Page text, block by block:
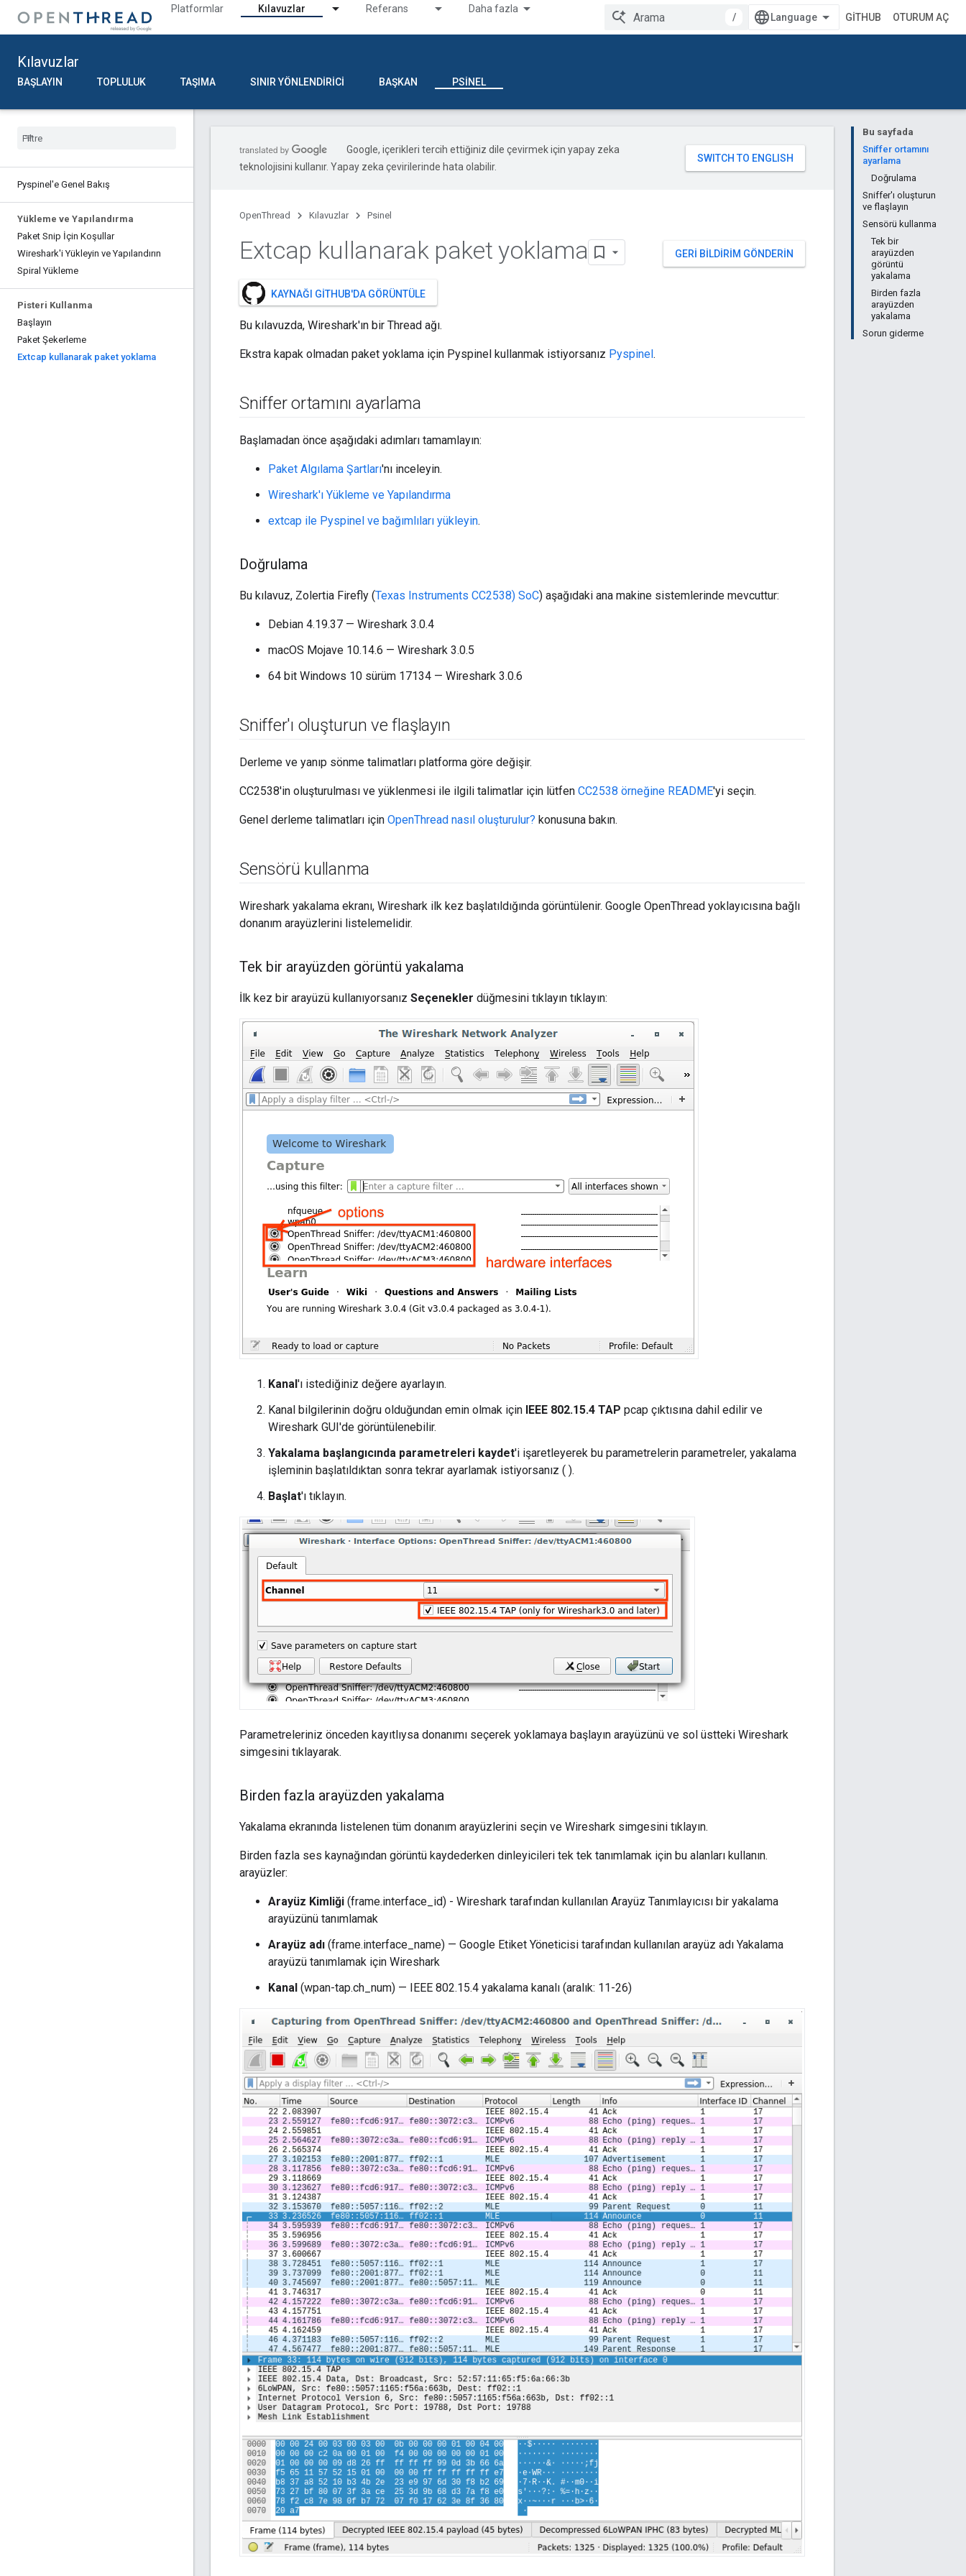
Platformlar Kılavuzlar Referans Daha fazla
/ GITHUB OTURUM AÇ
Kılavuzlar
BAŞLAYIN TOPLULUK TAŞIMA SINIR YÖNLENDIRICI BAŞKAN PSINEL
Pyspinel'e Genel Bakış
Yükleme ve Yapılandırma
Paket Snip İçin Koşullar
Wireshark'i Yükleyin ve Yapılandırın
Spiral Yükleme
Pisteri Kullanma
Başlayın
Paket Şekerleme
Extcap kullanarak paket yoklama
Bu sayfada
Sniffer ortamını
ayarlama
Doğrulama
Sniffer'ı oluşturun
ve flaşlayın
Sensörü kullanma
Tek bir
arayüzden
görüntü
yakalama
Birden fazla
arayüzden
yakalama
Sorun giderme
Google, içerikleri tercih ettiğiniz dile çevirmek için yapay zeka
teknolojisini kullanır. Yapay zeka çevirilerinde hata olabilir.
OpenThread Kılavuzlar Psinel
GERI BILDIRIM GÖNDERIN
Extcap kullanarak paket yoklama
KAYNAĞI GITHUB'DA GÖRÜNTÜLE
Bu kılavuzda, Wireshark'ın bir Thread ağı.
Ekstra kapak olmadan paket yoklama için Pyspinel kullanmak istiyorsanız Pyspinel.
Sniffer ortamını ayarlama
Başlamadan önce aşağıdaki adımları tamamlayın:
Paket Algılama Şartları'nı inceleyin.
Wireshark'ı Yükleme ve Yapılandırma
extcap ile Pyspinel ve bağımlıları yükleyin.
Doğrulama
Bu kılavuz, Zolertia Firefly (Texas Instruments CC2538) SoC) aşağıdaki ana makine sistemlerinde mevcuttur:
Debian 4.19.37 — Wireshark 3.0.4
macOS Mojave 10.14.6 — Wireshark 3.0.5
64 bit Windows 10 sürüm 17134 — Wireshark 3.0.6
Sniffer'ı oluşturun ve flaşlayın
Derleme ve yanıp sönme talimatları platforma göre değişir.
CC2538'in oluşturulması ve yüklenmesi ile ilgili talimatlar için lütfen CC2538 örneğine README'yi seçin.
Genel derleme talimatları için OpenThread nasıl oluşturulur? konusuna bakın.
Sensörü kullanma
Wireshark yakalama ekranı, Wireshark ilk kez başlatıldığında görüntülenir. Google OpenThread yoklayıcısına bağlı
donanım arayüzlerini listelemelidir.
Tek bir arayüzden görüntü yakalama
İlk kez bir arayüzü kullanıyorsanız Seçenekler düğmesini tıklayın tıklayın:
Kanal'ı istediğiniz değere ayarlayın.
Kanal bilgilerinin doğru olduğundan emin olmak için IEEE 802.15.4 TAP pcap çıktısına dahil edilir ve
Wireshark GUI'de görüntülenebilir.
Yakalama başlangıcında parametreleri kaydet'i işaretleyerek bu parametrelerin parametreler, yakalama
işleminin başlatıldıktan sonra tekrar ayarlamak istiyorsanız ( ).
Başlat'ı tıklayın.
Parametreleriniz önceden kayıtlıysa donanımı seçerek yoklamaya başlayın arayüzünü ve sol üstteki Wireshark
simgesini tıklayarak.
Birden fazla arayüzden yakalama
Yakalama ekranında listelenen tüm donanım arayüzlerini seçin ve Wireshark simgesini tıklayın.
Birden fazla ses kaynağından görüntü kaydederken dinleyicileri tek tek tanımlamak için bu alanları kullanın.
arayüzler:
Arayüz Kimliği (frame.interface_id) - Wireshark tarafından kullanılan Arayüz Tanımlayıcısı bir yakalama
arayüzünü tanımlamak
Arayüz adı (frame.interface_name) — Google Etiket Yöneticisi tarafından kullanılan arayüz adı Yakalama
arayüzü tanımlamak için Wireshark
Kanal (wpan-tap.ch_num) — IEEE 802.15.4 yakalama kanalı (aralık: 11-26)